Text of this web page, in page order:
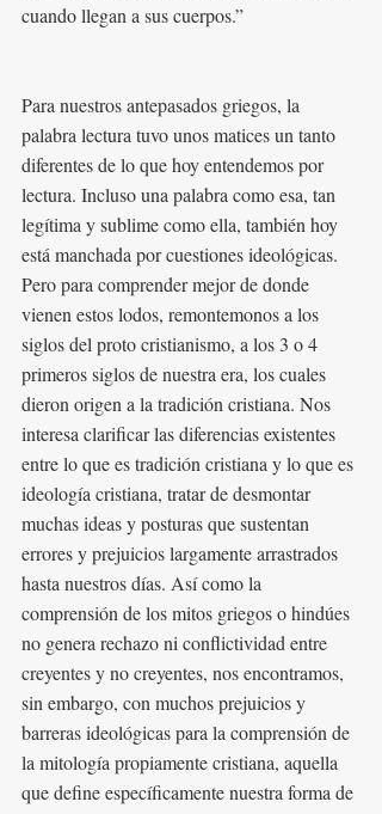
cuando llegan a sus cuerpos.”
Para nuestros antepasados griegos, la
palabra lectura tuvo unos matices un tanto
diferentes de lo que hoy entendemos por
lectura. Incluso una palabra como esa, tan
legítima y sublime como ella, también hoy
está manchada por cuestiones ideológicas.
Pero para comprender mejor de donde
vienen estos lodos, remontemonos a los
siglos del proto cristianismo, a los 3 o 4
primeros siglos de nuestra era, los cuales
dieron origen a la tradición cristiana. Nos
interesa clarificar las diferencias existentes
entre lo que es tradición cristiana y lo que es
ideología cristiana, tratar de desmontar
muchas ideas y posturas que sustentan
errores y prejuicios largamente arrastrados
hasta nuestros días. Así como la
comprensión de los mitos griegos o hindúes
no genera rechazo ni conflictividad entre
creyentes y no creyentes, nos encontramos,
sin embargo, con muchos prejuicios y
barreras ideológicas para la comprensión de
la mitología propiamente cristiana, aquella
que define específicamente nuestra forma de